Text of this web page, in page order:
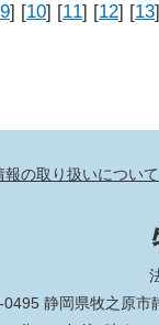
9] [10] [11] [12] [13
報の取り扱いについて
0495 静岡県牧之原市